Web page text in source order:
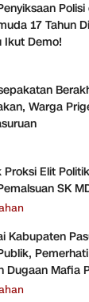
17 Tahun
Ikut Demo!
Warga
Proksi Elit
SK
Kabupaten
Dugaan Mafia